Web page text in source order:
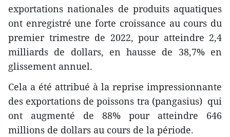
exportations nationales de produits aquatiques
ont enregistré une forte croissance au cours du
premier trimestre de 2022, pour atteindre 2,4
milliards de dollars, en hausse de 38,7% en
glissement annuel.
Cela a été attribué à la reprise impressionnante
des exportations de poissons tra (pangasius) qui
ont augmenté de 88% pour atteindre 646
millions de dollars au cours de la période.